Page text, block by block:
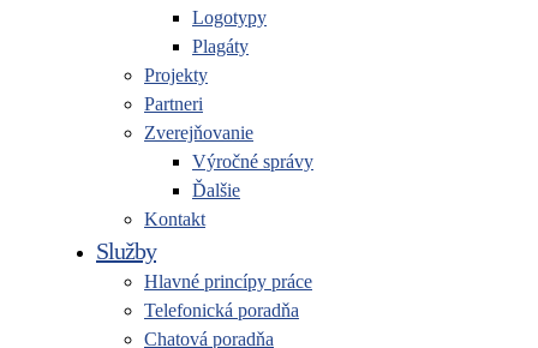
Logotypy
Plagáty
Projekty
Partneri
Zverejňovanie
Výročné správy
Ďalšie
Kontakt
Služby
Hlavné princípy práce
Telefonická poradňa
Chatová poradňa